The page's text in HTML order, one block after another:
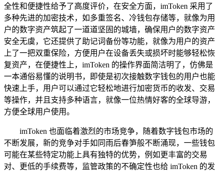
全性和便捷性给予了高度评价，在安全方面，imToken 采用了
多种先进的加密技术，如多重签名、冷钱包存储等，就像为用
户的数字资产筑起了一道道坚固的城墙，确保用户的数字资产
安全无虞，它还提供了助记词备份等功能，就像为用户的资产
上了一把双重保险，方便用户在设备丢失或损坏时能够轻松恢
复资产，在便捷性上，imToken 的操作界面简洁明了，仿佛是
一本通俗易懂的说明书，即使是初次接触数字钱包的用户也能
快速上手，用户可以通过它轻松地进行加密货币的收发、交易
等操作，并且支持多种语言，就像一位热情好客的全球导游，
方便全球用户使用。
imToken 也面临着激烈的市场竞争，随着数字钱包市场的
不断发展，新的竞争对手如同雨后春笋般不断涌现，一些钱包
可能在某些特定功能上具有独特的优势，例如更丰富的交易
对、更低的手续费等，监管政策的不确定性也给 imToken 的发